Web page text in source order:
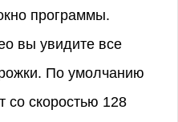
программы.
вы увидите все
По умолчанию
скоростью 128